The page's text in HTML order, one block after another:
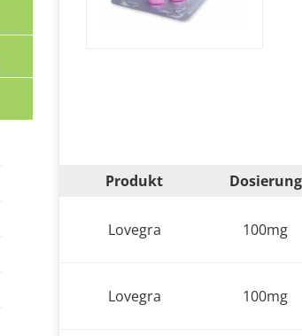
Produkt Dosierung
Lovegra 100mg
Lovegra 100mg